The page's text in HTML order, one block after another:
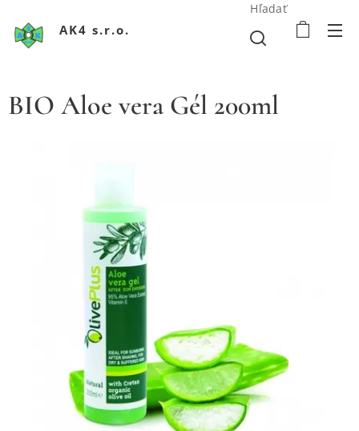
AK4 s.r.o.
Hľadať
BIO Aloe vera Gél 200ml
BIO Aloe vera Gél 200ml
BIO Aloe vera Gél 200ml